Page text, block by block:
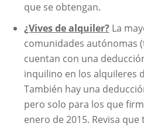
que se obtengan.
¿Vives de alquiler?La
comunidades autónomas
cuentan con una
inquilino en los alquileres
También hay una
pero solo para los que
enero de 2015. Revisa